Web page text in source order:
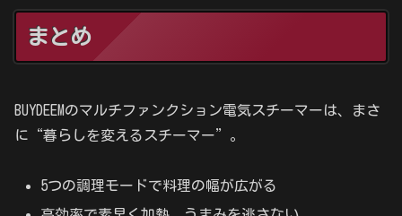
まとめ
BUYDEEMのマルチファンクション電気スチーマーは、まさ
に“暮らしを変えるスチーマー”。
5つの調理モードで料理の幅が広がる